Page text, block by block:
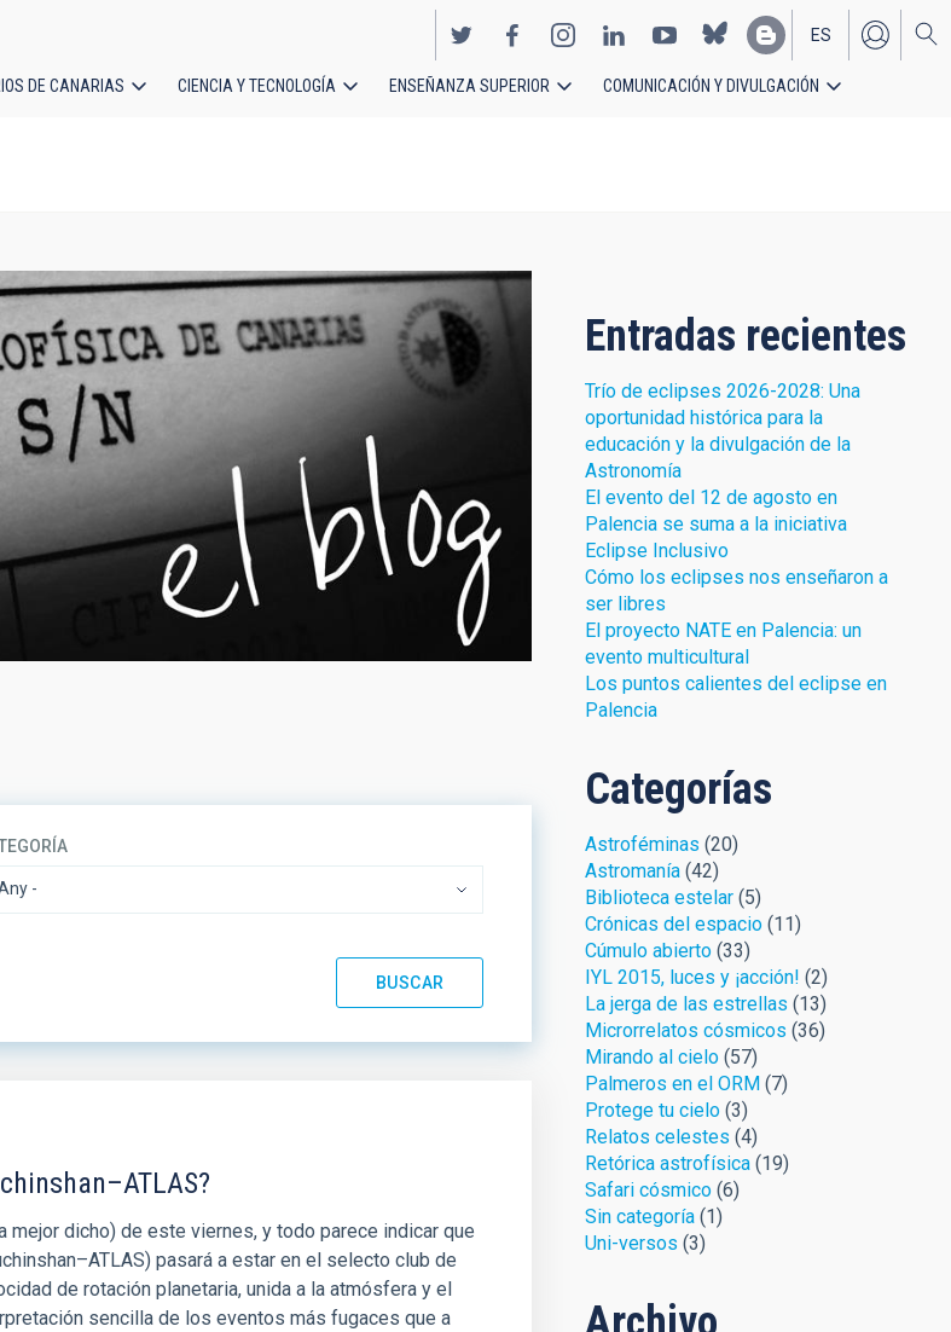
EN
ES
DE CANARIAS CIENCIA Y TECNOLOGÍA ENSEÑANZA SUPERIOR COMUNICACIÓN Y DIVULGACIÓN
mejor dicho) de este viernes, y todo parece indicar que
pasará a estar en el selecto club de
de rotación planetaria, unida a la atmósfera y el
sencilla de los eventos más fugaces que a
Entradas recientes
Trío de eclipses 2026-2028: Una
oportunidad histórica para la
educación y la divulgación de la
Astronomía
El evento del 12 de agosto en
Palencia se suma a la iniciativa
Eclipse Inclusivo
Cómo los eclipses nos enseñaron a
ser libres
El proyecto NATE en Palencia: un
evento multicultural
Los puntos calientes del eclipse en
Palencia
Categorías
Astroféminas (20)
Astromanía(42)
Biblioteca estelar(5)
Crónicas del espacio(11)
Cúmulo abierto(33)
IYL 2015, luces y ¡acción! (2)
La jerga de las estrellas (13)
Microrrelatos cósmicos (36)
Mirando al cielo(57)
Palmeros en el ORM(7)
Protege tu cielo(3)
Relatos celestes (4)
Retórica astrofísica(19)
Safari cósmico(6)
Sin categoría(1)
Uni-versos (3)